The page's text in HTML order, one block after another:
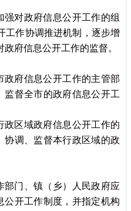
对政府信息公开工作的组
工作协调推进机制，逐步增
府信息公开工作的监督。
政府信息公开工作的主管部
监督全市的政府信息公开工
政区域政府信息公开工作的
协调、监督本行政区域的政
部门、镇（乡）人民政府应
公开工作制度，并指定机构